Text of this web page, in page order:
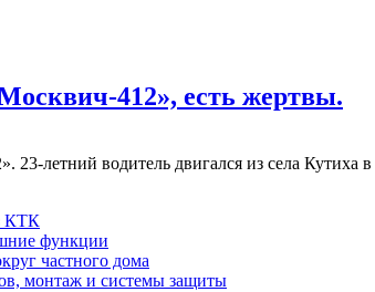
412», есть жертвы.
23-летний водитель двигался из села
КТК
функции
частного дома
монтаж и системы защиты